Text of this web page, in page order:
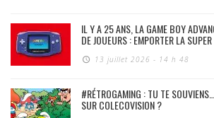
IL Y A 25 ANS, LA GAME BOY
DE JOUEURS : EMPORTER LA
13 juillet 2026 - 14 h 48
#RÉTROGAMING : TU TE
SUR COLECOVISION ?